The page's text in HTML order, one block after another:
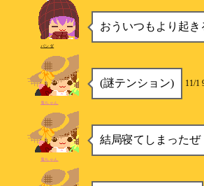
おういつもより起
パンダ
(謎テンション) 11/1
鬼ちゃん
結局寝てしまったぜ
鬼ちゃん